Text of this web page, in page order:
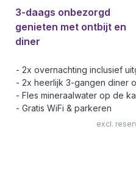
3-daags onbezorgd
genieten met ontbijt en
diner
2x overnachting inclusief
2x heerlijk 3-gangen diner
Fles mineraalwater op de
Gratis WiFi & parkeren
excl.